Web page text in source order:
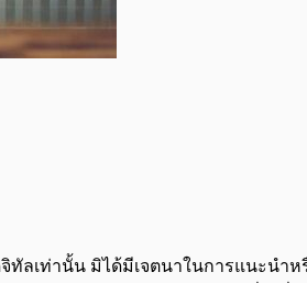
ลเท่านั้น มิได้มีเจตนาในการแนะนำ